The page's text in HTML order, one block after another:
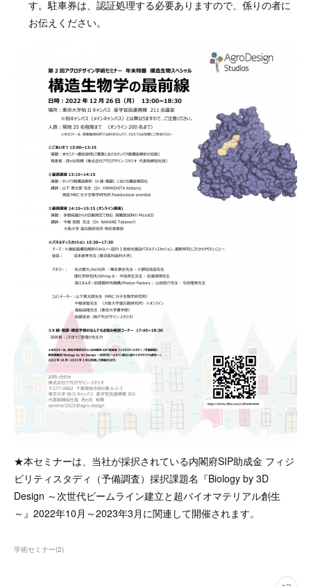
す。駐車券は、認証処理する必要ありますので、係りの者に
お伝えください。
★本セミナーは、当社が採択されている内閣府SIP助成金 フィジ
ビリティスタディ（予備調査）採択課題名『Biology by 3D
Design ～次世代ビームライン建立と超バイオマテリアル創生
～』2022年10月～2023年3月に関連して開催されます。
学術セミナー(2)